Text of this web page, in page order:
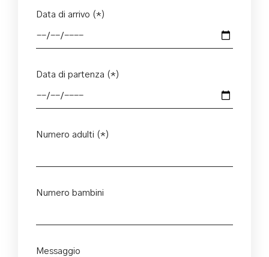
Data di arrivo (*)
Data di partenza (*)
Numero adulti (*)
Numero bambini
Messaggio